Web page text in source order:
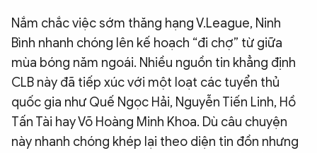
Nắm chắc việc sớm thăng hạng V.League, Ninh
Bình nhanh chóng lên kế hoạch “đi chợ” từ giữa
mùa bóng năm ngoái. Nhiều nguồn tin khẳng định
CLB này đã tiếp xúc với một loạt các tuyển thủ
quốc gia như Quế Ngọc Hải, Nguyễn Tiến Linh, Hồ
Tấn Tài hay Võ Hoàng Minh Khoa. Dù câu chuyện
này nhanh chóng khép lại theo diện tin đồn nhưng